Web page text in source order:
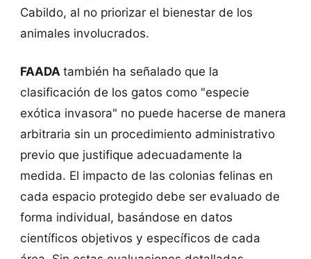
Cabildo, al no priorizar el bienestar de los
animales involucrados.
FAADAtambién ha señalado que la
clasificación de los gatos como "especie
exótica invasora" no puede hacerse de manera
arbitraria sin un procedimiento administrativo
previo que justifique adecuadamente la
medida. El impacto de las colonias felinas en
cada espacio protegido debe ser evaluado de
forma individual, basándose en datos
científicos objetivos y específicos de cada